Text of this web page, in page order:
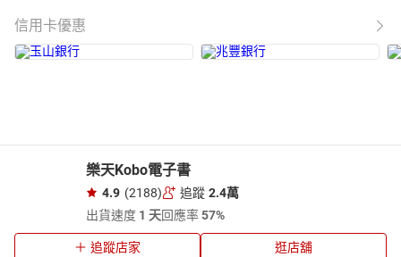
信用卡優惠
樂天Kobo電子書
4.9 (2188) 追蹤 2.4萬
出貨速度 1 天回應率57%
追蹤店家 逛店舖